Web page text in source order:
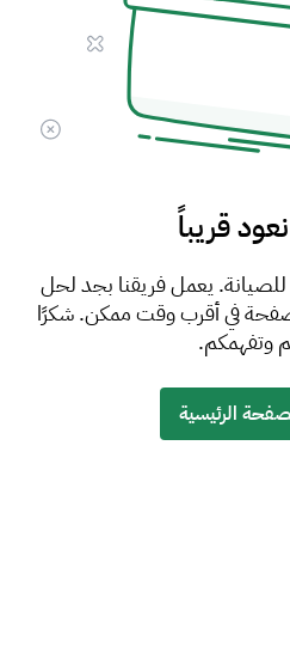
قريباً
يعمل فريقنا بجد لحل
في أقرب وقت ممكن. شكرًا
وتفهمكم.
الرئيسية